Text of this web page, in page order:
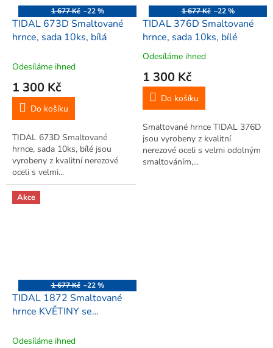
1 677 Kč –22 %
TIDAL 673D Smaltované
hrnce, sada 10ks, bílá
Odesíláme ihned
1 300 Kč
Do košíku
TIDAL 673D Smaltované
hrnce, sada 10ks, bílé jsou
vyrobeny z kvalitní nerezové
oceli s velmi...
1 677 Kč –22 %
TIDAL 376D Smaltované
hrnce, sada 10ks, bílé
Průměrné
hodnocení
produktu
5,0
5
hvězdiček.
Odesíláme ihned
1 300 Kč
Do košíku
Smaltované hrnce TIDAL 376D
jsou vyrobeny z kvalitní
nerezové oceli s velmi odolným
smaltováním,...
Akce
1 677 Kč –22 %
TIDAL 1872 Smaltované
hrnce KVĚTINY se
10ks, bílé
Odesíláme ihned